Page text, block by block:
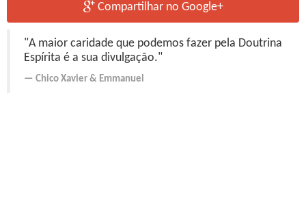
Compartilhar no Google+
"A maior caridade que podemos fazer pela Doutrina
Espírita é a sua divulgação."
Chico Xavier & Emmanuel